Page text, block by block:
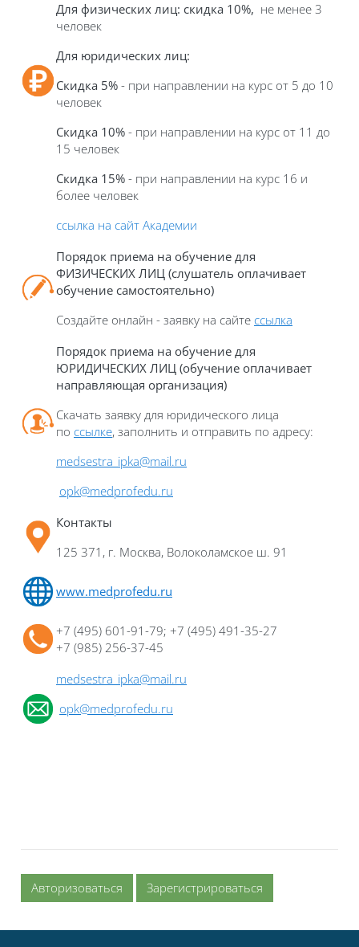
Для физических лиц: скидка 10%, не менее 3
человек
Для юридических лиц:
Скидка 5% - при направлении на курс от 5 до 10
человек
Скидка 10% - при направлении на курс от 11 до
15 человек
Скидка 15% - при направлении на курс 16 и
более человек
ссылка на сайт Академии
Порядок приема на обучение для
ФИЗИЧЕСКИХ ЛИЦ (слушатель оплачивает
обучение самостоятельно)
Создайте онлайн - заявку на сайте ссылка
Порядок приема на обучение для
ЮРИДИЧЕСКИХ ЛИЦ (обучение оплачивает
направляющая организация)
Скачать заявку для юридического лица
по ссылке, заполнить и отправить по адресу:
medsestra_ipka@mail.ru
opk@medprofedu.ru
Контакты
125 371, г. Москва, Волоколамское ш. 91
www.medprofedu.ru
+7 (495) 601-91-79; +7 (495) 491-35-27
+7 (985) 256-37-45
medsestra_ipka@mail.ru
opk@medprofedu.ru
Авторизоваться Зарегистрироваться